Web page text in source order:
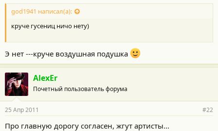
god1941 написал(а):
круче гусениц ничо нету)
Э нет ---круче воздушная подушка
AlexEr
Почетный пользователь форума
25 Апр 2011 #22
Про главную дорогу согласен, жгут артисты...